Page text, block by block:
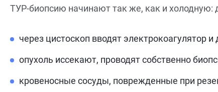
ТУР-биопсию начинают так же, как и холодную:
через цистоскоп вводят электрокоагулятор
опухоль иссекают, проводят собственно
кровеносные сосуды, поврежденные при